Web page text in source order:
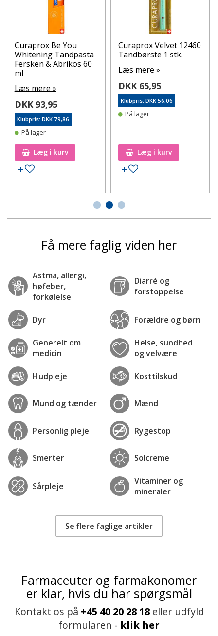
Curaprox Be You
Whitening Tandpasta
Fersken & Abrikos 60
ml
Læs mere »
DKK 93,95
Klubpris: DKK 79,86
På lager
Læg i kurv
Tilføj til ønskeseddel
Curaprox Velvet 12460
Tandbørste 1 stk.
Læs mere »
DKK 65,95
Klubpris: DKK 56,06
På lager
Læg i kurv
Tilføj til ønskeseddel
Få mere faglig viden her
Astma, allergi,
høfeber,
forkølelse
Diarré og
forstoppelse
Dyr Forældre og børn
Generelt om
medicin
Helse, sundhed
og velvære
Hudpleje Kosttilskud
Mund og tænder Mænd
Personlig pleje Rygestop
Smerter Solcreme
Sårpleje
Vitaminer og
mineraler
Se flere faglige artikler
Farmaceuter og farmakonomer
er klar, hvis du har spørgsmål
Kontakt os på +45 40 20 28 18eller udfyld
formularen - klik her